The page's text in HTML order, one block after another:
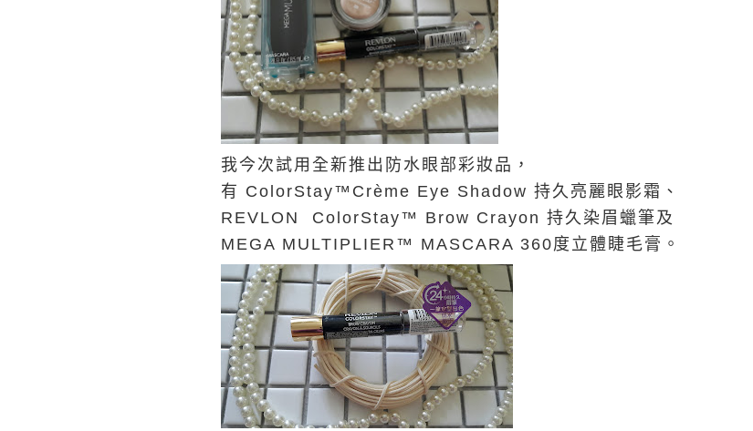
我今次試用全新推出防水眼部彩妝品，
有 ColorStay™Crème Eye Shadow 持久亮麗眼影霜、
REVLON ColorStay™ Brow Crayon 持久染眉蠟筆及
MEGA MULTIPLIER™ MASCARA 360度立體睫毛膏。